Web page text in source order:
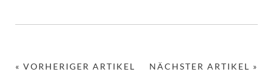
NÄCHSTER ARTIKEL »
« VORHERIGER ARTIKEL